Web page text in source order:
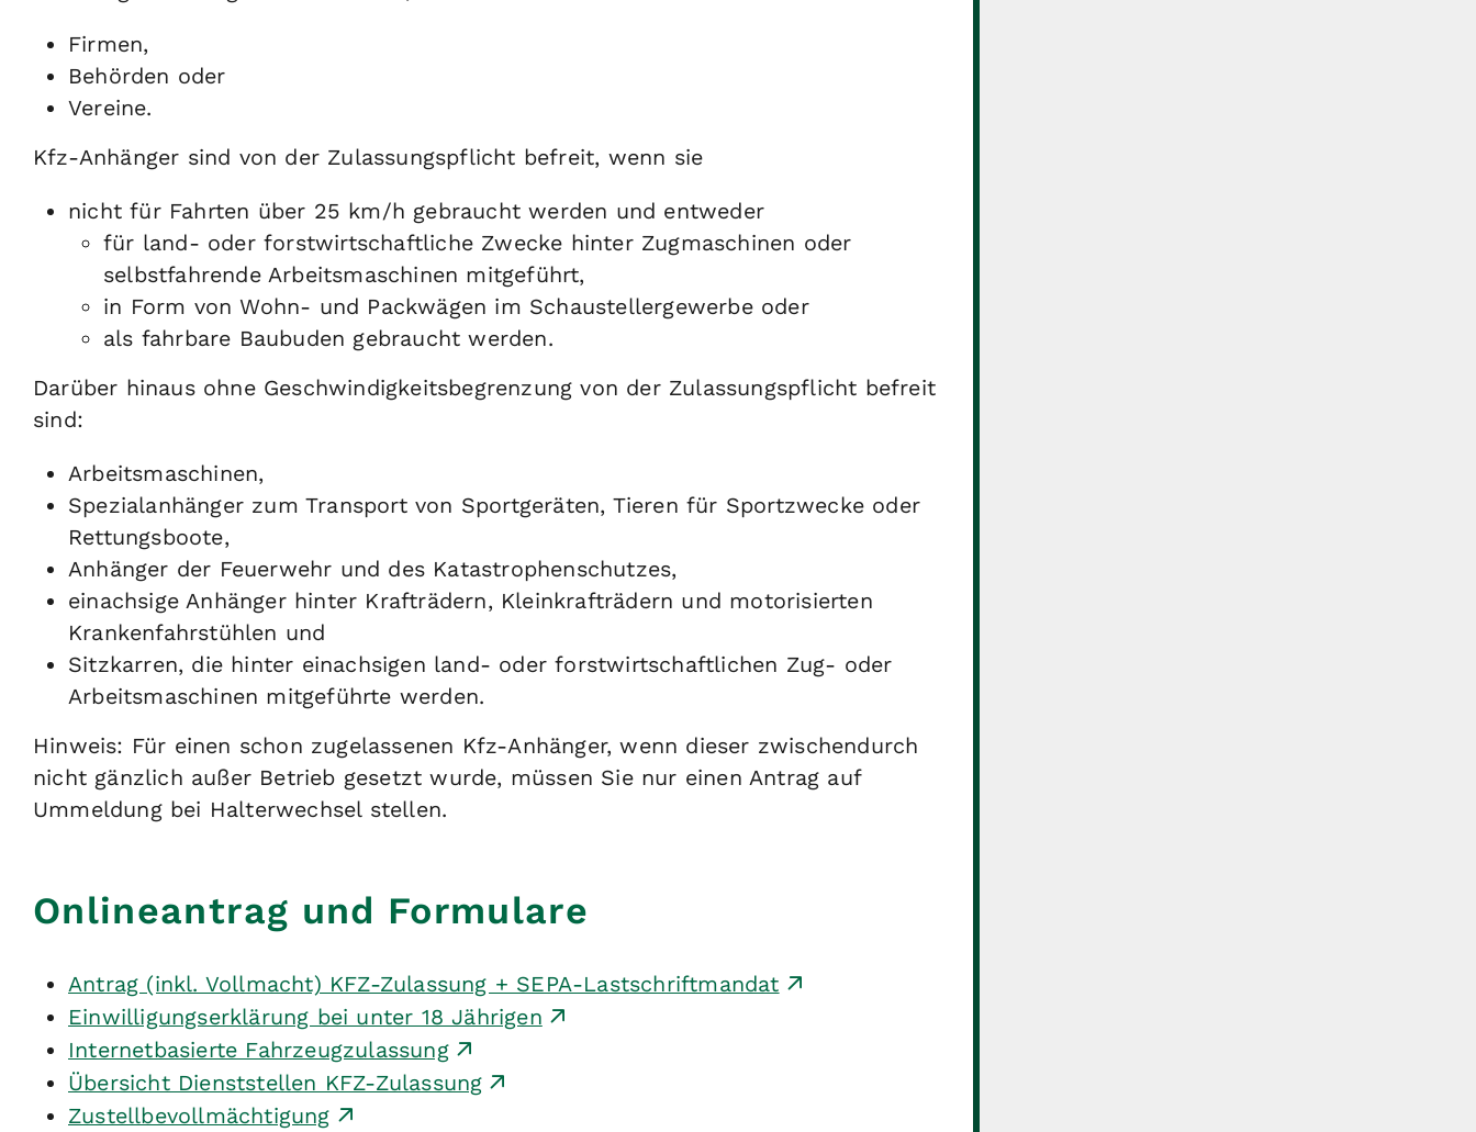
Firmen,
Behörden oder
Vereine.
Kfz-Anhänger sind von der Zulassungspflicht befreit, wenn sie
nicht für Fahrten über 25 km/h gebraucht werden und entweder
für land- oder forstwirtschaftliche Zwecke hinter Zugmaschinen oder
selbstfahrende Arbeitsmaschinen mitgeführt,
in Form von Wohn- und Packwägen im Schaustellergewerbe oder
als fahrbare Baubuden gebraucht werden.
Darüber hinaus ohne Geschwindigkeitsbegrenzung von der Zulassungspflicht befreit
sind:
Arbeitsmaschinen,
Spezialanhänger zum Transport von Sportgeräten, Tieren für Sportzwecke oder
Rettungsboote,
Anhänger der Feuerwehr und des Katastrophenschutzes,
einachsige Anhänger hinter Krafträdern, Kleinkrafträdern und motorisierten
Krankenfahrstühlen und
Sitzkarren, die hinter einachsigen land- oder forstwirtschaftlichen Zug- oder
Arbeitsmaschinen mitgeführte werden.
Hinweis: Für einen schon zugelassenen Kfz-Anhänger, wenn dieser zwischendurch
nicht gänzlich außer Betrieb gesetzt wurde, müssen Sie nur einen Antrag auf
Ummeldung bei Halterwechsel stellen.
Onlineantrag und Formulare
Antrag (inkl. Vollmacht) KFZ-Zulassung + SEPA-Lastschriftmandat
Einwilligungserklärung bei unter 18 Jährigen
Internetbasierte Fahrzeugzulassung
Übersicht Dienststellen KFZ-Zulassung
Zustellbevollmächtigung